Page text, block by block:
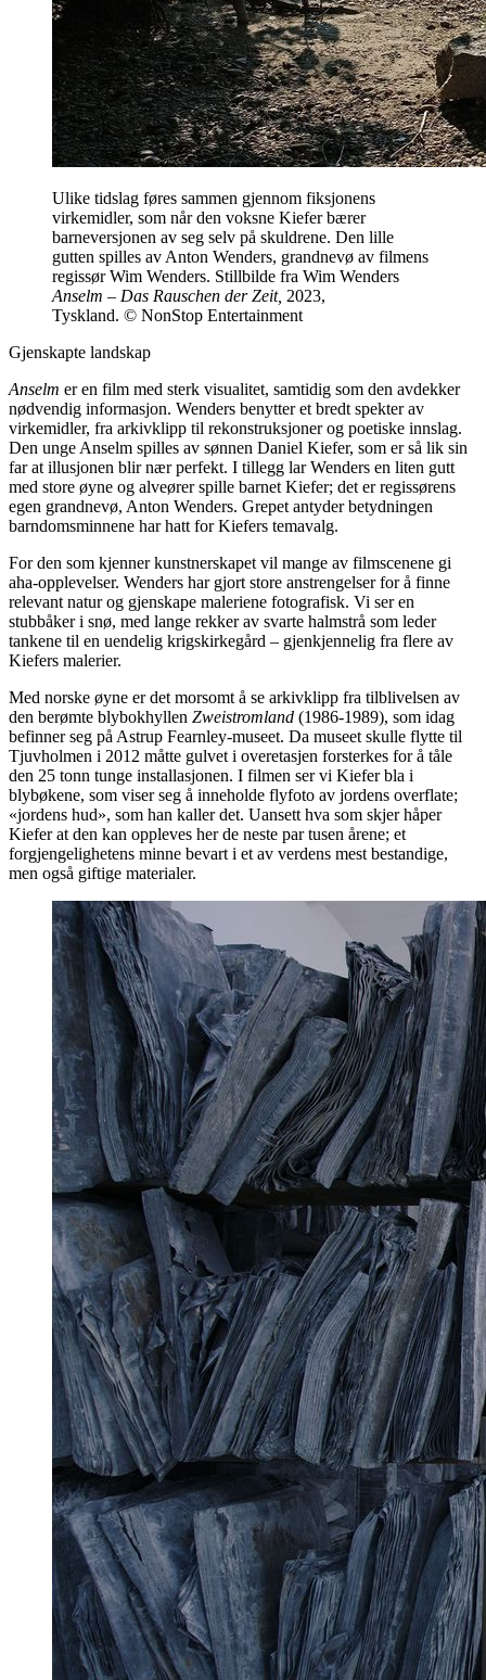
Ulike tidslag føres sammen gjennom fiksjonens
virkemidler, som når den voksne Kiefer bærer
barneversjonen av seg selv på skuldrene. Den lille
gutten spilles av Anton Wenders, grandnevø av filmens
regissør Wim Wenders. Stillbilde fra Wim Wenders
Anselm – Das Rauschen der Zeit, 2023,
Tyskland. © NonStop Entertainment
Gjenskapte landskap
Anselm er en film med sterk visualitet, samtidig som den avdekker
nødvendig informasjon. Wenders benytter et bredt spekter av
virkemidler, fra arkivklipp til rekonstruksjoner og poetiske innslag.
Den unge Anselm spilles av sønnen Daniel Kiefer, som er så lik sin
far at illusjonen blir nær perfekt. I tillegg lar Wenders en liten gutt
med store øyne og alveører spille barnet Kiefer; det er regissørens
egen grandnevø, Anton Wenders. Grepet antyder betydningen
barndomsminnene har hatt for Kiefers temavalg.
For den som kjenner kunstnerskapet vil mange av filmscenene gi
aha-opplevelser. Wenders har gjort store anstrengelser for å finne
relevant natur og gjenskape maleriene fotografisk. Vi ser en
stubbåker i snø, med lange rekker av svarte halmstrå som leder
tankene til en uendelig krigskirkegård – gjenkjennelig fra flere av
Kiefers malerier.
Med norske øyne er det morsomt å se arkivklipp fra tilblivelsen av
den berømte blybokhyllen Zweistromland (1986-1989), som idag
befinner seg på Astrup Fearnley-museet. Da museet skulle flytte til
Tjuvholmen i 2012 måtte gulvet i overetasjen forsterkes for å tåle
den 25 tonn tunge installasjonen. I filmen ser vi Kiefer bla i
blybøkene, som viser seg å inneholde flyfoto av jordens overflate;
«jordens hud», som han kaller det. Uansett hva som skjer håper
Kiefer at den kan oppleves her de neste par tusen årene; et
forgjengelighetens minne bevart i et av verdens mest bestandige,
men også giftige materialer.